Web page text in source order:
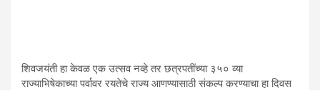
शिवजयंती हा केवळ एक उत्सव नव्हे तर छत्रपतींच्या ३५० व्या
राज्याभिषेकाच्या पर्वावर रयतेचे राज्य आणण्यासाठी संकल्प करण्याचा हा दिवस